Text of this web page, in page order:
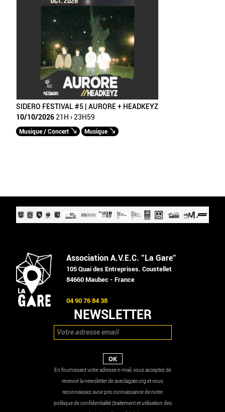
SIDERO FESTIVAL #5 | AURORE + HEADKEYZ
10/10/2026 21H › 23H59
Musique / Concert Musique
Association A.V.E.C. "La Gare"
105 Quai des Entreprises. Coustellet
84660 Maubec - France
04 90 76 84 38
NEWSLETTER
En fournissant votre adresse e-mail, vous acceptez de
recevoir la newsletter de aveclagare.org et vous
reconnaissez avoir pris connaissance de notre
politique de confidentialité (traitement et utilisation des